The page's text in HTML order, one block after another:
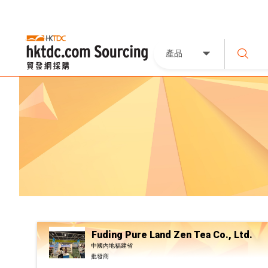
產品
Fuding Pure Land Zen Tea Co., Ltd.
中國內地福建省
批發商